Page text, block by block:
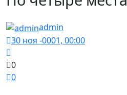
admin
30 ноя -0001, 00:00
0
0